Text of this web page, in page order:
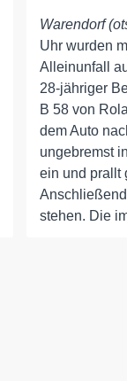
Warendorf
Uhr wurden
Alleinunfall
28-jähriger
B 58 von
dem Auto
ungebremst
ein und prallt
stehen. Die